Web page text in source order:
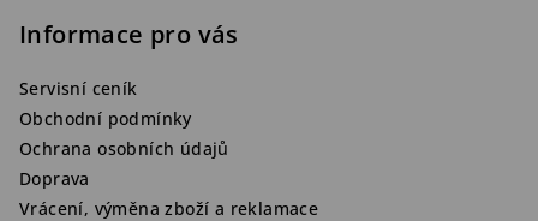
Informace pro vás
Servisní ceník
Obchodní podmínky
Ochrana osobních údajů
Doprava
Vrácení, výměna zboží a reklamace